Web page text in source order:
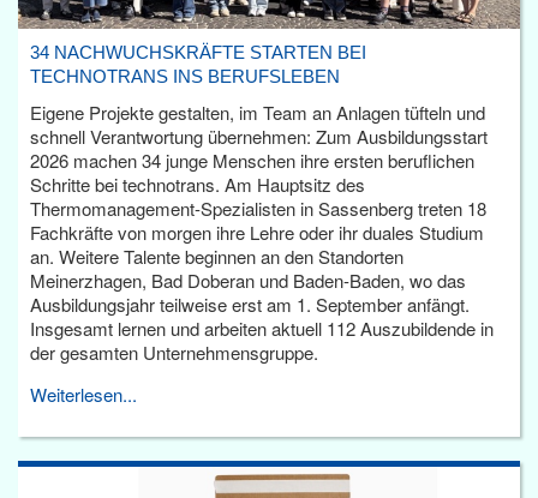
34 NACHWUCHSKRÄFTE STARTEN BEI
TECHNOTRANS INS BERUFSLEBEN
Eigene Projekte gestalten, im Team an Anlagen tüfteln und
schnell Verantwortung übernehmen: Zum Ausbildungsstart
2026 machen 34 junge Menschen ihre ersten beruflichen
Schritte bei technotrans. Am Hauptsitz des
Thermomanagement-Spezialisten in Sassenberg treten 18
Fachkräfte von morgen ihre Lehre oder ihr duales Studium
an. Weitere Talente beginnen an den Standorten
Meinerzhagen, Bad Doberan und Baden-Baden, wo das
Ausbildungsjahr teilweise erst am 1. September anfängt.
Insgesamt lernen und arbeiten aktuell 112 Auszubildende in
der gesamten Unternehmensgruppe.
Weiterlesen...